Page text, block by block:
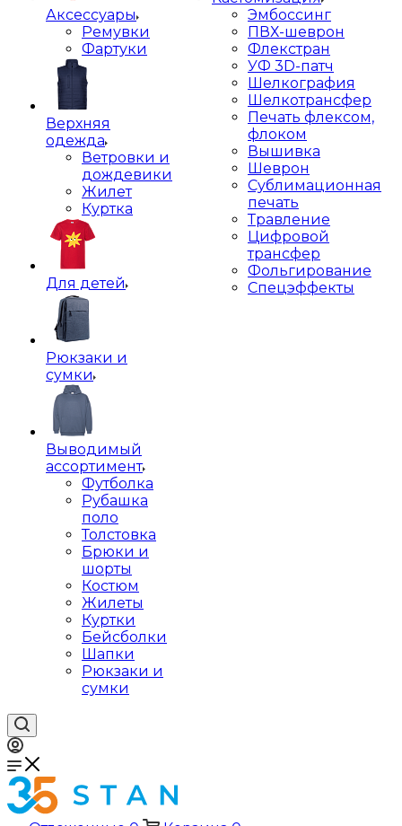
Аксессуары
Ремувки
Фартуки
Верхняя
одежда
Ветровки и
дождевики
Жилет
Куртка
Для детей
Рюкзаки и
сумки
Выводимый
ассортимент
Футболка
Рубашка
поло
Толстовка
Брюки и
шорты
Костюм
Жилеты
Куртки
Бейсболки
Шапки
Рюкзаки и
сумки
Эмбоссинг
ПВХ-шеврон
Флекстран
УФ 3D-патч
Шелкография
Шелкотрансфер
Печать флексом,
флоком
Вышивка
Шеврон
Сублимационная
печать
Травление
Цифровой
трансфер
Фольгирование
Спецэффекты